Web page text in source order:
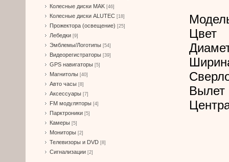
Колесные диски MAK [46]
Колесные диски ALUTEC [18]
Прожектора (освещение) [25]
Лебедки [9]
Эмблемы/Логотипы [54]
Видеорегистраторы [39]
GPS навигаторы [5]
Магнитолы [40]
Авто часы [8]
Аксессуары [7]
FM модуляторы [4]
Парктроники [5]
Камеры [5]
Мониторы [2]
Телевизоры и DVD [8]
Сигнализации [2]
Цвет
Вылет